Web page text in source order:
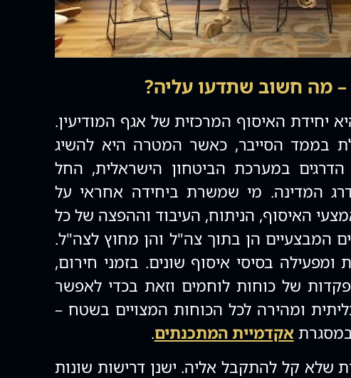
צה"ל היא יחידת האיסוף המרכזית של אגף המודיעין.
בממד הסייבר, כאשר המטרה היא להשיג
הדרגים במערכת הביטחון הישראלית, החל
המדינה. מי שמשרת ביחידה אחראי על
האיסוף, הניתוח, העיבוד וההפצה של כל
המבצעיים הן בתוך צה"ל והן מחוץ לצה"ל.
ומפעילה בסיסי איסוף שונים. בזמני חירום,
של כוחות לוחמים וזאת בכדי לאפשר
ומהירה לכל הכוחות המצויים בשטח –
במסגרתאקדמיית המתכנתים.
שלא קל להתקבל אליה. ישנן דרישות שונות